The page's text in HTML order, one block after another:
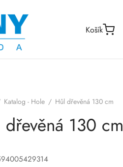
Košík
Katalog - Hole / Hůl dřevěná 130 cm
dřevěná 130 cm